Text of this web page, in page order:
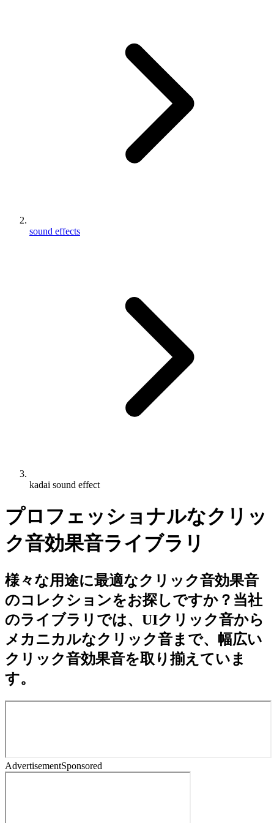
sound effects
kadai sound effect
プロフェッショナルなクリッ
ク音効果音ライブラリ
様々な用途に最適なクリック音効果音
のコレクションをお探しですか？当社
のライブラリでは、UIクリック音から
メカニカルなクリック音まで、幅広い
クリック音効果音を取り揃えていま
す。
AdvertisementSponsored